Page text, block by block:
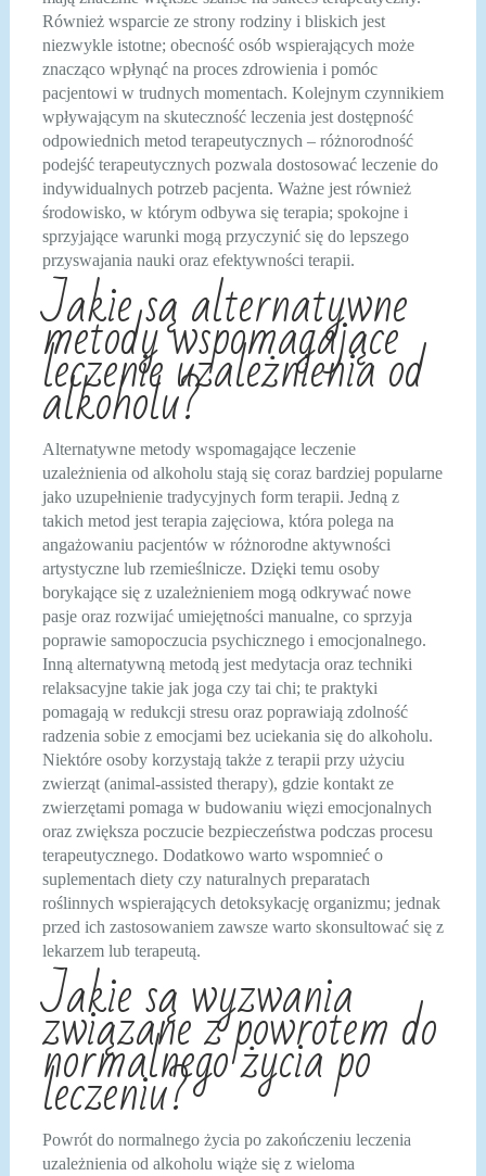
Również wsparcie ze strony rodziny i bliskich jest
niezwykle istotne; obecność osób wspierających może
znacząco wpłynąć na proces zdrowienia i pomóc
pacjentowi w trudnych momentach. Kolejnym czynnikiem
wpływającym na skuteczność leczenia jest dostępność
odpowiednich metod terapeutycznych – różnorodność
podejść terapeutycznych pozwala dostosować leczenie do
indywidualnych potrzeb pacjenta. Ważne jest również
środowisko, w którym odbywa się terapia; spokojne i
sprzyjające warunki mogą przyczynić się do lepszego
przyswajania nauki oraz efektywności terapii.
Jakie są alternatywne
metody wspomagające
leczenie uzależnienia od
alkoholu?
Alternatywne metody wspomagające leczenie
uzależnienia od alkoholu stają się coraz bardziej popularne
jako uzupełnienie tradycyjnych form terapii. Jedną z
takich metod jest terapia zajęciowa, która polega na
angażowaniu pacjentów w różnorodne aktywności
artystyczne lub rzemieślnicze. Dzięki temu osoby
borykające się z uzależnieniem mogą odkrywać nowe
pasje oraz rozwijać umiejętności manualne, co sprzyja
poprawie samopoczucia psychicznego i emocjonalnego.
Inną alternatywną metodą jest medytacja oraz techniki
relaksacyjne takie jak joga czy tai chi; te praktyki
pomagają w redukcji stresu oraz poprawiają zdolność
radzenia sobie z emocjami bez uciekania się do alkoholu.
Niektóre osoby korzystają także z terapii przy użyciu
zwierząt (animal-assisted therapy), gdzie kontakt ze
zwierzętami pomaga w budowaniu więzi emocjonalnych
oraz zwiększa poczucie bezpieczeństwa podczas procesu
terapeutycznego. Dodatkowo warto wspomnieć o
suplementach diety czy naturalnych preparatach
roślinnych wspierających detoksykację organizmu; jednak
przed ich zastosowaniem zawsze warto skonsultować się z
lekarzem lub terapeutą.
Jakie są wyzwania
związane z powrotem do
normalnego życia po
leczeniu?
Powrót do normalnego życia po zakończeniu leczenia
uzależnienia od alkoholu wiąże się z wieloma